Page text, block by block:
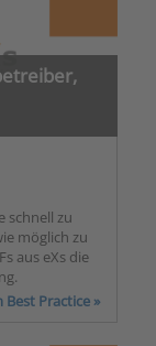
schnell zu
möglich zu
aus eXs die
Best Practice »